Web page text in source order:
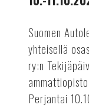
perjantaina
ja
lauantaina
10.-11.10.2025
Suomen
yhteisellä
ry:n
Perjantai